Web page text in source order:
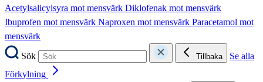
Acetylsalicylsyra mot mensvärk Diklofenak mot mensvärk
Ibuprofen mot mensvärk Naproxen mot mensvärk Paracetamol mot
mensvärk
Sök
Tillbaka
Se alla
Förkylning